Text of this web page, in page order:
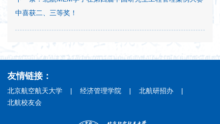
中喜获二、三等奖！
友情链接：
北京航空航天大学 | 经济管理学院 | 北航研招办
|
北航校友会